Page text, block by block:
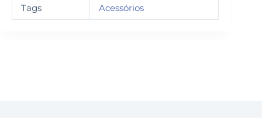
Tags Acessórios